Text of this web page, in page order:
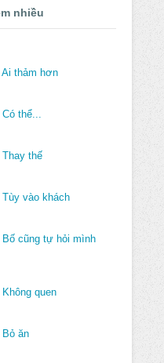
nhiều
Ai thảm hơn
Có thể...
Thay thế
Tùy vào khách
Bố cũng tự hỏi mình
Không quen
Bỏ ăn